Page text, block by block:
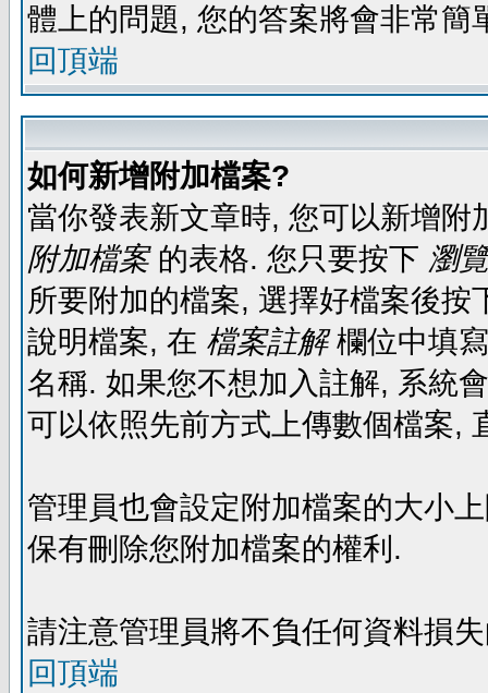
體上的問題, 您的答案將會非常簡
回頂端
如何新增附加檔案?
當你發表新文章時, 您可以新增
附加檔案的表格. 您只要按下 瀏
所要附加的檔案, 選擇好檔案後
說明檔案, 在 檔案註解欄位中填
名稱. 如果您不想加入註解, 系統
可以依照先前方式上傳數個檔案,
管理員也會設定附加檔案的大小
保有刪除您附加檔案的權利.
請注意管理員將不負任何資料損
回頂端